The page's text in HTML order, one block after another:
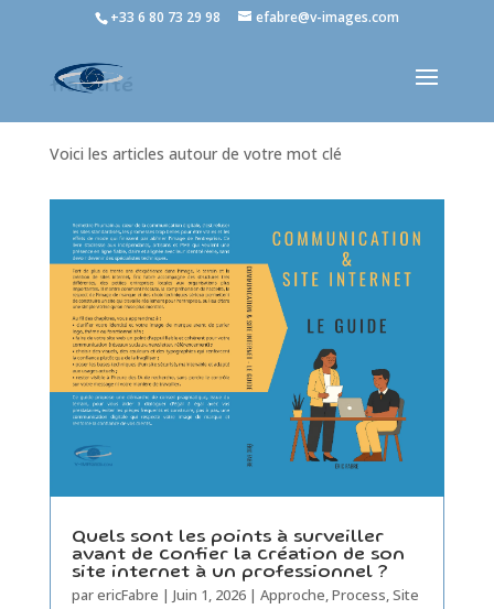
+33 6 80 73 29 98 efabre@v-images.com
fiabilité
Voici les articles autour de votre mot clé
Quels sont les points à surveiller
avant de confier la création de son
site internet à un professionnel ?
parericFabre | Juin 1, 2026| Approche,Process,Site